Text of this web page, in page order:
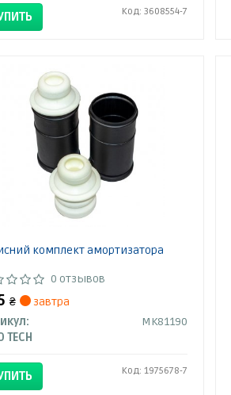
Код: 3608554-7
комплект амортизатора
0 отзывов
₴
завтра
MK81190
TECH
Код: 1975678-7